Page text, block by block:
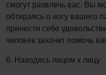
смогут развлечь вас. Вы
обтираясь о ногу вашего
принести себе
человек захочет помочь
6. Находясь лицом к лицу